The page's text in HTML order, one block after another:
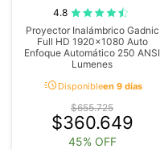
4.8
Proyector Inalámbrico Gadnic
Full HD 1920x1080 Auto
Enfoque Automático 250 ANSI
Lumenes
acuteDisponibleen 9 días
$655.725
$360.649
45% OFF